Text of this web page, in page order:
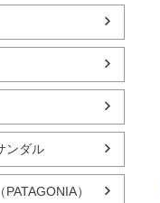
ンダル
）